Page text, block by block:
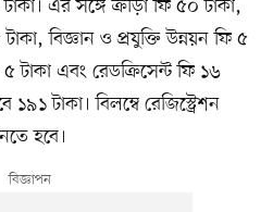
এর সঙ্গে ক্রীড়া ফি ৫০ টাকা,
বিজ্ঞান ও প্রযুক্তি উন্নয়ন ফি ৫
টাকা এবং রেডক্রিসেন্ট ফি ১৬
টাকা। বিলম্বে রেজিস্ট্রেশন
হবে।